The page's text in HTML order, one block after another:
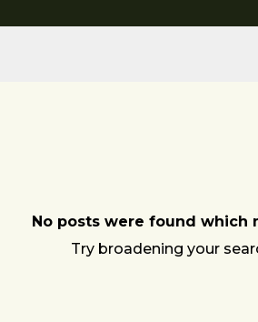
No posts were found which
Try broadening your